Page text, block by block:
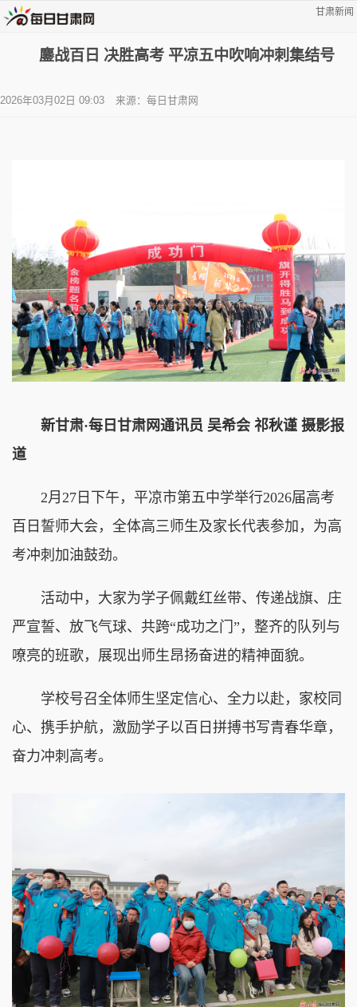
甘肃新闻
鏖战百日 决胜高考 平凉五中吹响冲刺集结号
2026年03月02日 09:03 来源：每日甘肃网
新甘肃·每日甘肃网通讯员 吴希会 祁秋谨 摄影报
道
2月27日下午，平凉市第五中学举行2026届高考
百日誓师大会，全体高三师生及家长代表参加，为高
考冲刺加油鼓劲。
活动中，大家为学子佩戴红丝带、传递战旗、庄
严宣誓、放飞气球、共跨“成功之门”，整齐的队列与
嘹亮的班歌，展现出师生昂扬奋进的精神面貌。
学校号召全体师生坚定信心、全力以赴，家校同
心、携手护航，激励学子以百日拼搏书写青春华章，
奋力冲刺高考。